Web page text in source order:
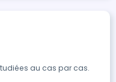
au cas par cas.